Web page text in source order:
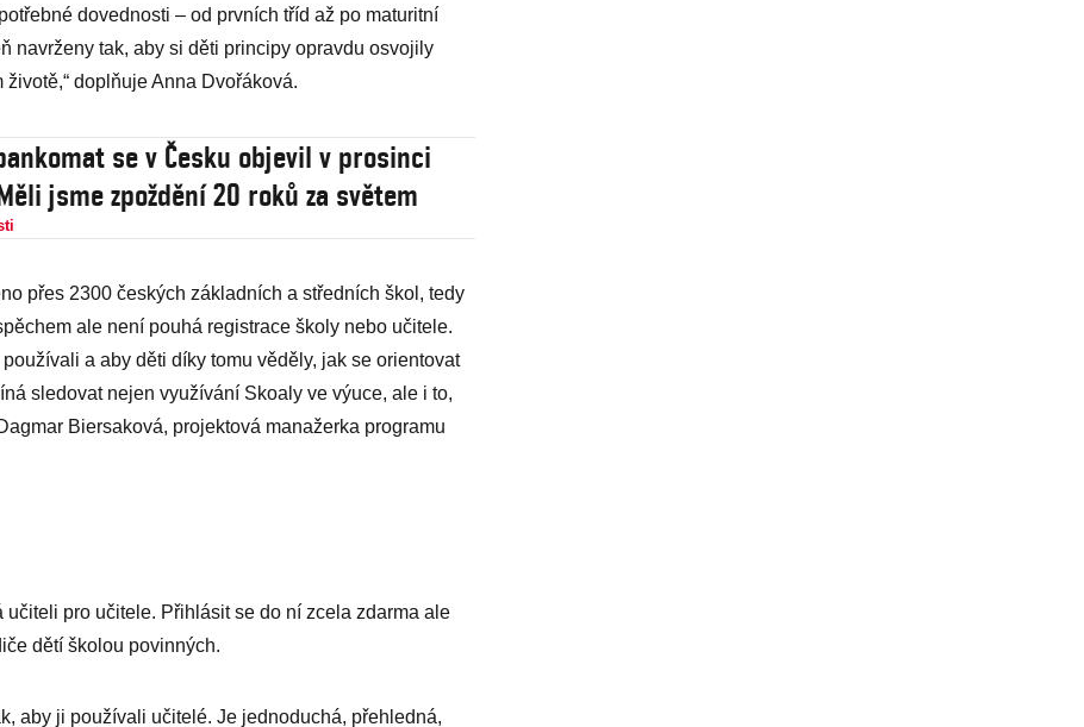
dovednosti – od prvních tříd až po maturitní
navrženy tak, aby si děti principy opravdu osvojily
doplňuje Anna Dvořáková.
se v Česku objevil v prosinci
jsme zpoždění 20 roků za světem
přes 2300 českých základních a středních škol, tedy
ale není pouhá registrace školy nebo učitele.
a aby děti díky tomu věděly, jak se orientovat
sledovat nejen využívání Skoaly ve ­výuce, ale i to,
Biersaková, projektová manažerka programu
pro učitele. Přihlásit se do ní zcela zdarma ale
dětí školou povinných.
aby ji používali učitelé. Je jednoduchá, přehledná,